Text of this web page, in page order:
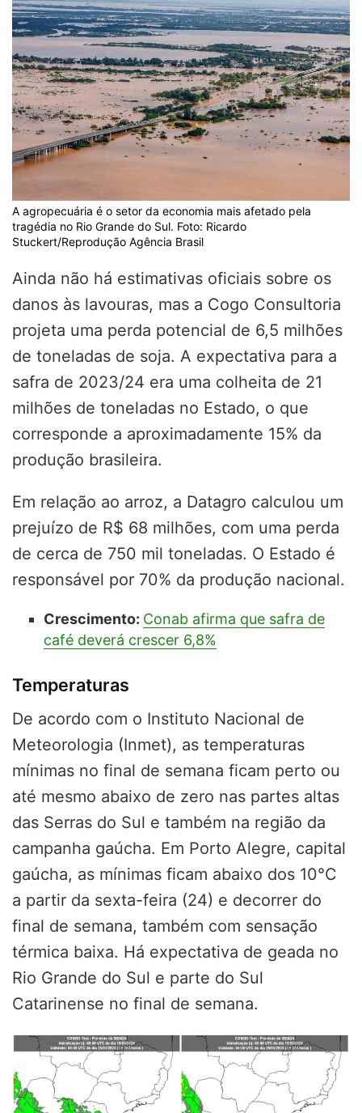
A agropecuária é o setor da economia mais afetado pela
tragédia no Rio Grande do Sul. Foto: Ricardo
Stuckert/Reprodução Agência Brasil
Ainda não há estimativas oficiais sobre os
danos às lavouras, mas a Cogo Consultoria
projeta uma perda potencial de 6,5 milhões
de toneladas de soja. A expectativa para a
safra de 2023/24 era uma colheita de 21
milhões de toneladas no Estado, o que
corresponde a aproximadamente 15% da
produção brasileira.
Em relação ao arroz, a Datagro calculou um
prejuízo de R$ 68 milhões, com uma perda
de cerca de 750 mil toneladas. O Estado é
responsável por 70% da produção nacional.
Crescimento: Conab afirma que safra de
café deverá crescer 6,8%
Temperaturas
De acordo com o Instituto Nacional de
Meteorologia (Inmet), as temperaturas
mínimas no final de semana ficam perto ou
até mesmo abaixo de zero nas partes altas
das Serras do Sul e também na região da
campanha gaúcha. Em Porto Alegre, capital
gaúcha, as mínimas ficam abaixo dos 10°C
a partir da sexta-feira (24) e decorrer do
final de semana, também com sensação
térmica baixa. Há expectativa de geada no
Rio Grande do Sul e parte do Sul
Catarinense no final de semana.